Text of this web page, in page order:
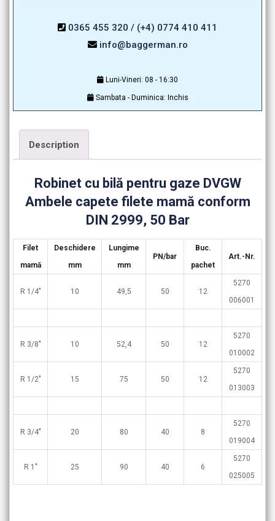
0365 455 320 / (+4) 0774 410 411
info@baggerman.ro
Luni-Vineri: 08 - 16:30
Sambata - Duminica: Inchis
Description
Robinet cu bilă pentru gaze DVGW
Ambele capete filete mamă conform
DIN 2999, 50 Bar
Filet
mamă
Deschidere
mm
Lungime
mm
PN/bar
Buc.
pachet
Art.-Nr.
R 1/4″ 10 49,5 50 12
5270
006001
R 3/8″ 10 52,4 50 12
5270
010002
R 1/2″ 15 75 50 12
5270
013003
R 3/4″ 20 80 40 8
5270
019004
R 1″ 25 90 40 6
5270
025005